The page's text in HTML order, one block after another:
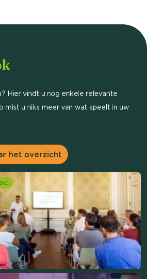
Hier vindt u nog enkele relevante
mist u niks meer van wat speelt in uw
het overzicht